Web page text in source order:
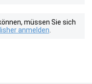
müssen Sie sich
anmelden